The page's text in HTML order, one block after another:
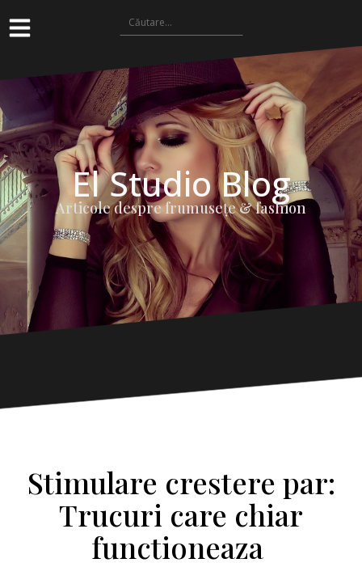
El Studio Blog
Articole despre frumuseţe & fashion
Stimulare crestere par:
Trucuri care chiar
functioneaza